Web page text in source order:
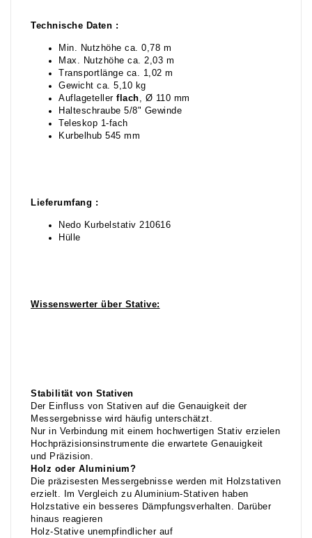
Technische Daten :
Min. Nutzhöhe ca. 0,78 m
Max. Nutzhöhe ca. 2,03 m
Transportlänge ca. 1,02 m
Gewicht ca. 5,10 kg
Auflageteller flach, Ø 110 mm
Halteschraube 5/8" Gewinde
Teleskop 1-fach
Kurbelhub 545 mm
Lieferumfang :
Nedo Kurbelstativ 210616
Hülle
Wissenswerter über Stative:
Stabilität von Stativen
Der Einfluss von Stativen auf die Genauigkeit der
Messergebnisse wird häufig unterschätzt.
Nur in Verbindung mit einem hochwertigen Stativ erzielen
Hochpräzisionsinstrumente die erwartete Genauigkeit
und Präzision.
Holz oder Aluminium?
Die präzisesten Messergebnisse werden mit Holzstativen
erzielt. Im Vergleich zu Aluminium-Stativen haben
Holzstative ein besseres Dämpfungsverhalten. Darüber
hinaus reagieren
Holz-Stative unempfindlicher auf